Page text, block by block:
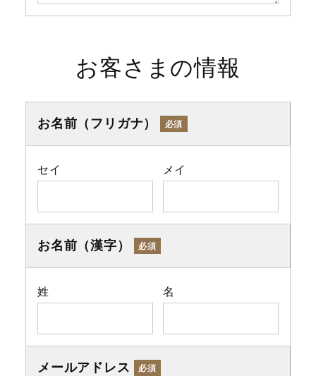
お客さまの情報
お名前（フリガナ） 必須
セイ メイ
お名前（漢字） 必須
姓 名
メールアドレス 必須